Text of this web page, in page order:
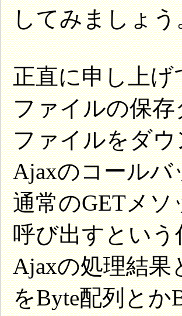
してみましょう
正直に申し上
ファイルの保
ファイルをダ
Ajaxのコールバ
通常のGETメ
呼び出すとい
Ajaxの処理結果
をByte配列とか